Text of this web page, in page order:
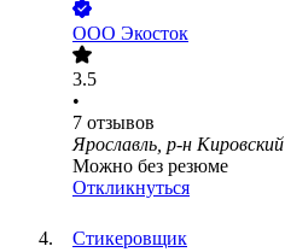
ООО Экосток
3.5
•
7 отзывов
Ярославль, р-н Кировский
Можно без резюме
Откликнуться
Стикеровщик